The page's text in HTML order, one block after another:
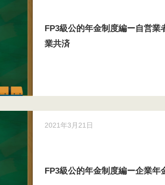
FP3級公的年金制度編ー自営業
業共済
2021年3月21日
FP3級公的年金制度編ー企業年